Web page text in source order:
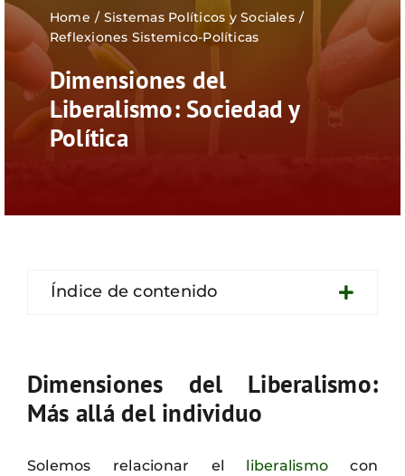
¡Únete ahora!
Home
Sistemas Políticos y Sociales
Reflexiones Sistemico-Políticas
Dimensiones del
Liberalismo: Sociedad y
Política
Índice de contenido
Dimensiones del Liberalismo:
Más allá del individuo
Solemos relacionar el liberalismo con